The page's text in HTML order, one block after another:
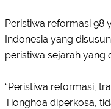
Peristiwa reformasi 98
Indonesia yang
peristiwa sejarah yang
“Peristiwa reformasi,
Tionghoa diperkosa,